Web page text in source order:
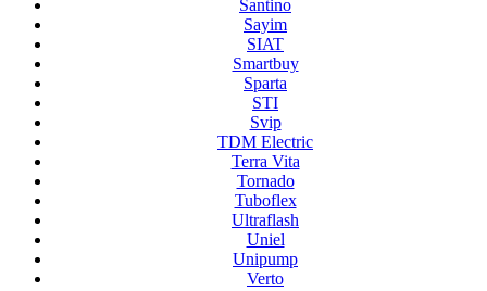
Santino
Sayim
SIAT
Smartbuy
Sparta
STI
Svip
TDM Electric
Terra Vita
Tornado
Tuboflex
Ultraflash
Uniel
Unipump
Verto